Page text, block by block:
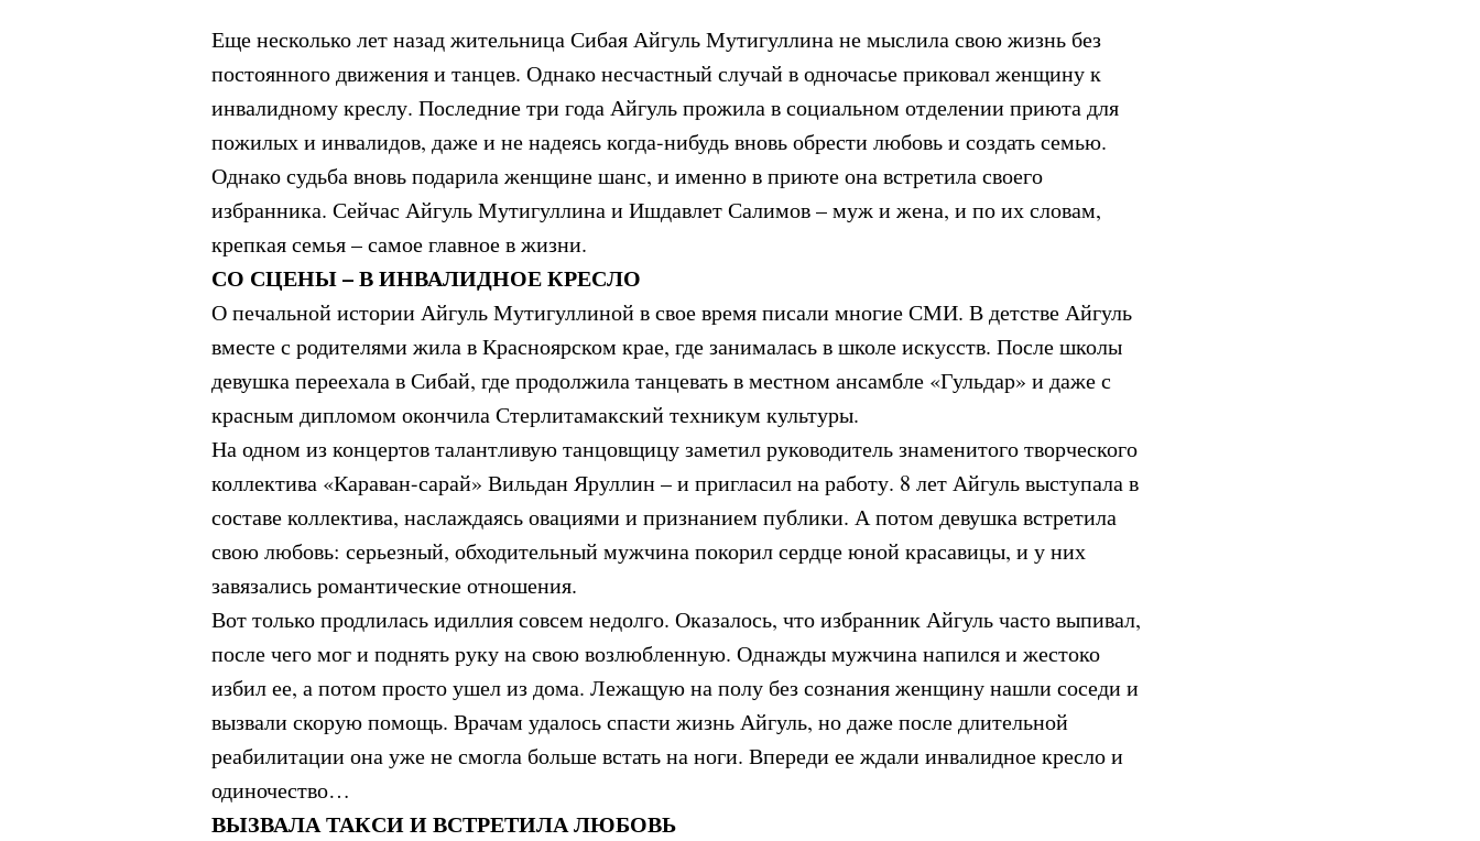
Еще несколько лет назад жительница Сибая Айгуль Мутигуллина не мыслила свою жизнь без
постоянного движения и танцев. Однако несчастный случай в одночасье приковал женщину к
инвалидному креслу. Последние три года Айгуль прожила в социальном отделении приюта для
пожилых и инвалидов, даже и не надеясь когда-нибудь вновь обрести любовь и создать семью.
Однако судьба вновь подарила женщине шанс, и именно в приюте она встретила своего
избранника. Сейчас Айгуль Мутигуллина и Ишдавлет Салимов – муж и жена, и по их словам,
крепкая семья – самое главное в жизни.
СО СЦЕНЫ – В ИНВАЛИДНОЕ КРЕСЛО
О печальной истории Айгуль Мутигуллиной в свое время писали многие СМИ. В детстве Айгуль
вместе с родителями жила в Красноярском крае, где занималась в школе искусств. После школы
девушка переехала в Сибай, где продолжила танцевать в местном ансамбле «Гульдар» и даже с
красным дипломом окончила Стерлитамакский техникум культуры.
На одном из концертов талантливую танцовщицу заметил руководитель знаменитого творческого
коллектива «Караван-сарай» Вильдан Яруллин – и пригласил на работу. 8 лет Айгуль выступала в
составе коллектива, наслаждаясь овациями и признанием публики. А потом девушка встретила
свою любовь: серьезный, обходительный мужчина покорил сердце юной красавицы, и у них
завязались романтические отношения.
Вот только продлилась идиллия совсем недолго. Оказалось, что избранник Айгуль часто выпивал,
после чего мог и поднять руку на свою возлюбленную. Однажды мужчина напился и жестоко
избил ее, а потом просто ушел из дома. Лежащую на полу без сознания женщину нашли соседи и
вызвали скорую помощь. Врачам удалось спасти жизнь Айгуль, но даже после длительной
реабилитации она уже не смогла больше встать на ноги. Впереди ее ждали инвалидное кресло и
одиночество…
ВЫЗВАЛА ТАКСИ И ВСТРЕТИЛА ЛЮБОВЬ